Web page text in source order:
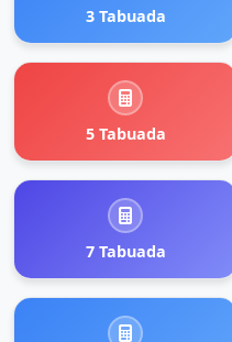
3 Tabuada
5 Tabuada
7 Tabuada